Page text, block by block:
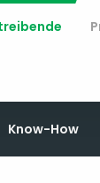
Know-How